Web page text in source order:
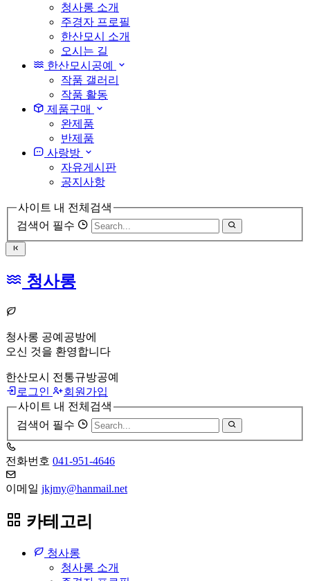
청사롱 소개
주경자 프로필
한산모시 소개
오시는 길
한산모시공예
작품 갤러리
작품 활동
제품구매
완제품
반제품
사랑방
자유게시판
공지사항
사이트 내 전체검색
검색어 필수
청사롱
청사롱 공예공방에
오신 것을 환영합니다
한산모시 전통규방공예
로그인
회원가입
사이트 내 전체검색
검색어 필수
전화번호 041-951-4646
이메일 jkjmy@hanmail.net
카테고리
청사롱
청사롱 소개